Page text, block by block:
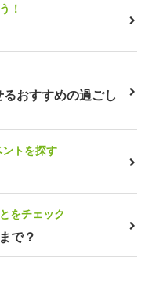
！
おすすめの過ごし
トを探す
をチェック
で？